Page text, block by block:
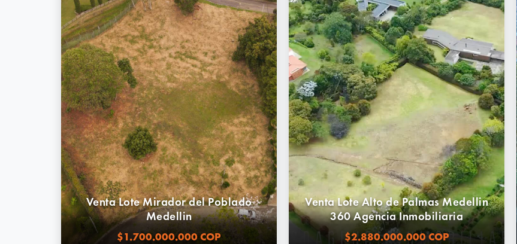
Venta Lote Mirador del Poblado
Medellin
$1.700.000.000 COP
Venta Lote Alto de Palmas Medellin
360 Agencia Inmobiliaria
$2.880.000.000 COP